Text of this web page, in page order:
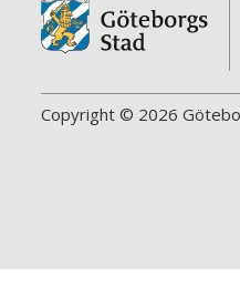
Copyright © 2026